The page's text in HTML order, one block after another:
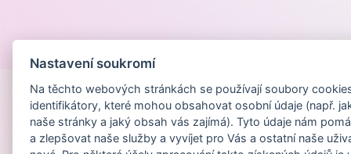
Nastavení soukromí
Na těchto webových stránkách se používají soubory
identifikátory, které mohou obsahovat osobní údaje (např.
naše stránky a jaký obsah vás zajímá). Tyto údaje nám
a zlepšovat naše služby a vyvíjet pro Vás a ostatní naše